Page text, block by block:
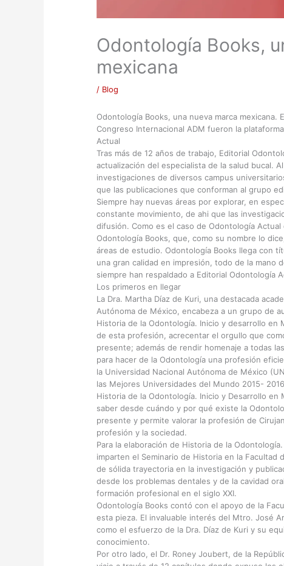
Odontología Books,
mexicana
/ Blog
Odontología Books, una nueva marca mexicana.
Congreso Internacional ADM fueron la
Actual
Tras más de 12 años de trabajo, Editorial
actualización del especialista de la salud bucal.
investigaciones de diversos campus
que las publicaciones que conforman al grupo
Siempre hay nuevas áreas por explorar, en
constante movimiento, de ahi que las
difusión. Como es el caso de Odontología
Odontología Books, que, como su nombre lo
áreas de estudio. Odontología Books llega con
una gran calidad en impresión, todo de la mano
siempre han respaldado a Editorial Odontología
Los primeros en llegar
La Dra. Martha Díaz de Kuri, una destacada
Autónoma de México, encabeza a un grupo de
Historia de la Odontología. Inicio y desarrollo
de esta profesión, acrecentar el orgullo que
presente; además de rendir homenaje a todas
para hacer de la Odontología una profesión
la Universidad Nacional Autónoma de México
las Mejores Universidades del Mundo 2015-
Historia de la Odontología. Inicio y Desarrollo
saber desde cuándo y por qué existe la
presente y permite valorar la profesión de
profesión y la sociedad.
Para la elaboración de Historia de la
imparten el Seminario de Historia en la
de sólida trayectoria en la investigación y
desde los problemas dentales y de la cavidad
formación profesional en el siglo XXI.
Odontología Books contó con el apoyo de la
esta pieza. El invaluable interés del Mtro. José
como el esfuerzo de la Dra. Díaz de Kuri y su
conocimiento.
Por otro lado, el Dr. Roney Joubert, de la